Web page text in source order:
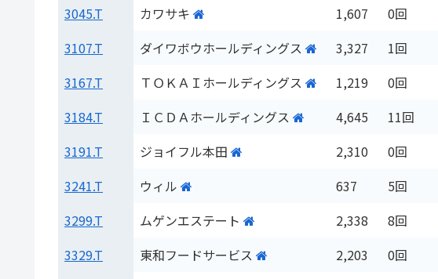
3045.T
カワサキ 1,607 0回
3107.T
ダイワボウホールディングス 3,327 1回
3167.T
ＴＯＫＡＩホールディングス 1,219 0回
3184.T
ＩＣＤＡホールディングス 4,645 11回
3191.T
ジョイフル本田 2,310 0回
3241.T
ウィル 637 5回
3299.T
ムゲンエステート 2,338 8回
3329.T
東和フードサービス 2,203 0回